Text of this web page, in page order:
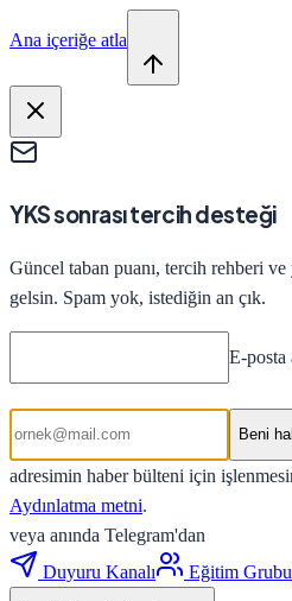
Ana içeriğe atla
YKS sonrası tercih desteği
Güncel taban puanı, tercih rehberi ve
gelsin. Spam yok, istediğin an çık.
E-posta
Beni
adresimin haber bülteni için
Aydınlatma metni.
veya anında Telegram'dan
Duyuru Kanalı
Eğitim Grubu